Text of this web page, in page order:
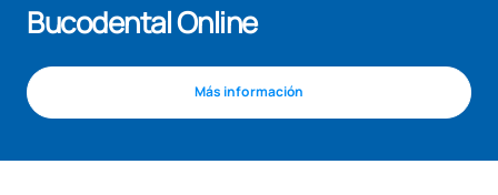
Bucodental Online
Más información